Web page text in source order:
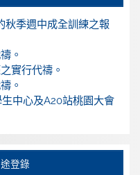
秋季週中成全訓練之報
。
實行代禱。
。
中心及A20站桃園大會
登錄